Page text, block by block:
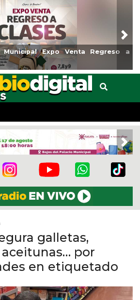
Regreso a
Reabrirá
galletas,
por
en etiquetado